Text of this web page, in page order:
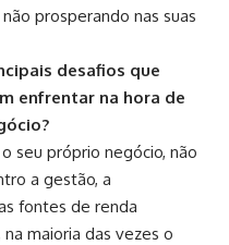
prosperando nas suas
desafios que
enfrentar na hora de
seu próprio negócio, não
a gestão, a
fontes de renda
maioria das vezes o